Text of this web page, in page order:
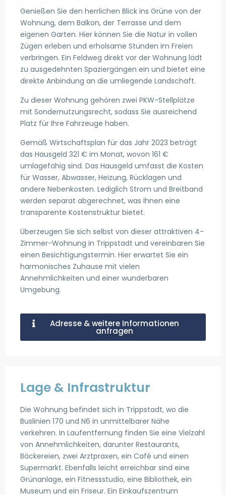
Genießen Sie den herrlichen Blick ins Grüne von der
Wohnung, dem Balkon, der Terrasse und dem
eigenen Garten. Hier können Sie die Natur in vollen
Zügen erleben und erholsame Stunden im Freien
verbringen. Ein Feldweg direkt vor der Wohnung lädt
zu ausgedehnten Spaziergängen ein und bietet eine
direkte Anbindung an die umliegende Landschaft.
Zu dieser Wohnung gehören zwei PKW-Stellplätze
mit Sondernutzungsrecht, sodass Sie ausreichend
Platz für Ihre Fahrzeuge haben.
Gemäß Wirtschaftsplan für das Jahr 2023 beträgt
das Hausgeld 321 € im Monat, wovon 161 €
umlagefähig sind. Das Hausgeld umfasst die Kosten
für Wasser, Abwasser, Heizung, Rücklagen und
andere Nebenkosten. Lediglich Strom und Breitband
werden separat abgerechnet, was Ihnen eine
transparente Kostenstruktur bietet.
Überzeugen Sie sich selbst von dieser attraktiven 4-
Zimmer-Wohnung in Trippstadt und vereinbaren Sie
einen Besichtigungstermin. Hier erwartet Sie ein
harmonisches Zuhause mit vielen
Annehmlichkeiten und einer wunderbaren
Umgebung.
Adresse & weitere Informationen
anfragen
Lage & Infrastruktur
Die Wohnung befindet sich in Trippstadt, wo die
Buslinien 170 und N6 in unmittelbarer Nähe
verkehren. In Laufentfernung finden Sie eine Vielzahl
von Annehmlichkeiten, darunter Restaurants,
Bäckereien, zwei Arztpraxen, ein Café und einen
Supermarkt. Ebenfalls leicht erreichbar sind eine
Grünanlage, ein Fitnessstudio, eine Bibliothek, ein
Museum und ein Friseur. Ein Einkaufszentrum